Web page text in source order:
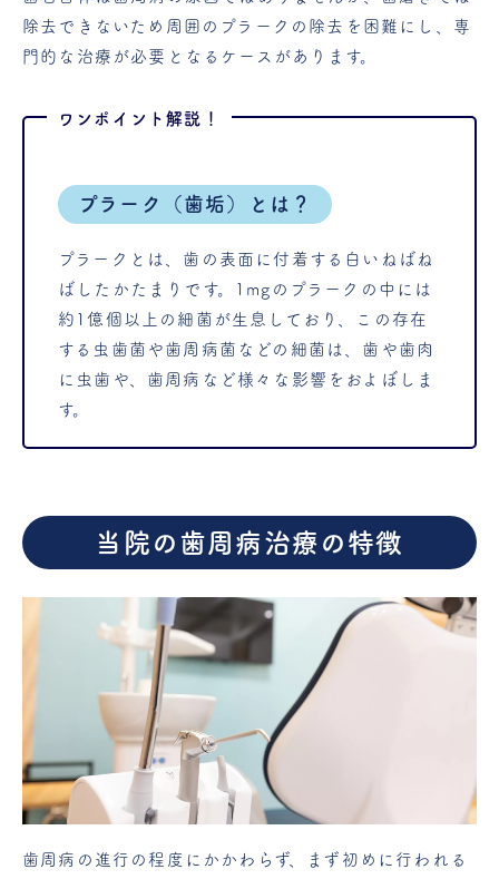
除去できないため周囲のプラークの除去を困難にし、専
門的な治療が必要となるケースがあります。
プラーク（歯垢）とは？
プラークとは、歯の表面に付着する白いねばね
ばしたかたまりです。1mgのプラークの中には
約1億個以上の細菌が生息しており、この存在
する虫歯菌や歯周病菌などの細菌は、歯や歯肉
に虫歯や、歯周病など様々な影響をおよぼしま
す。
当院の歯周病治療の特徴
歯周病の進行の程度にかかわらず、まず初めに行われる